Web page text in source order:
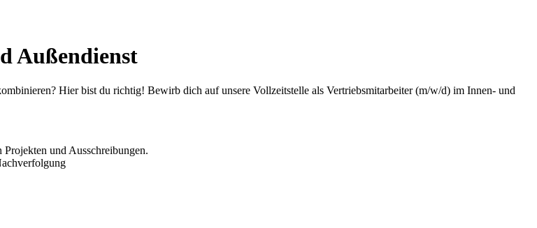
Außendienst
Hier bist du richtig! Bewirb dich auf unsere Vollzeitstelle als Vertriebs­mitarbeiter (m/w/d) im Innen- und
und Aus­schrei­bungen.